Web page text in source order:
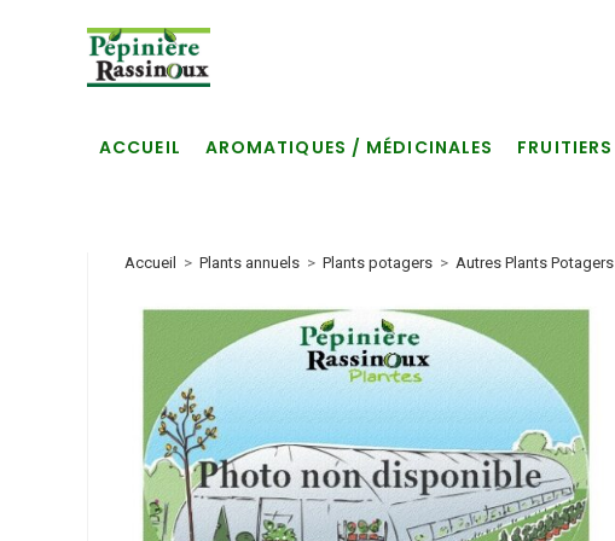
ACCUEIL AROMATIQUES / MÉDICINALES FRUITIERS
Accueil > Plants annuels > Plants potagers > Autres Plants Potagers